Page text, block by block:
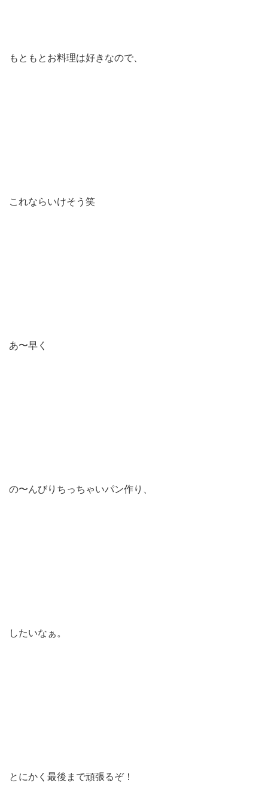
もともとお料理は好きなので、
これならいけそう笑
あ〜早く
の〜んびりちっちゃいパン作り、
したいなぁ。
とにかく最後まで頑張るぞ！